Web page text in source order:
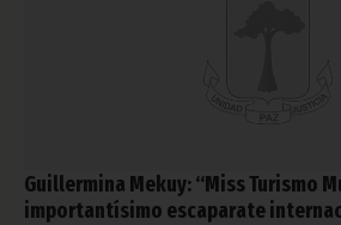
Guillermina Mekuy: “Miss Turismo
importantísimo escaparate